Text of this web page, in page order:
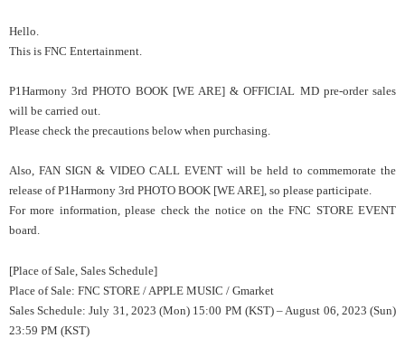
Hello.
This is FNC Entertainment.
P1Harmony 3rd PHOTO BOOK [WE ARE] & OFFICIAL MD pre-order sales
will be carried out.
Please check the precautions below when purchasing.
Also, FAN SIGN & VIDEO CALL EVENT will be held to commemorate the
release of P1Harmony 3rd PHOTO BOOK [WE ARE], so please participate.
For more information, please check the notice on the FNC STORE EVENT
board.
[Place of Sale, Sales Schedule]
Place of Sale: FNC STORE / APPLE MUSIC / Gmarket
Sales Schedule:July 31, 2023 (Mon) 15:00 PM (KST) – August 06, 2023 (Sun)
23:59 PM (KST)